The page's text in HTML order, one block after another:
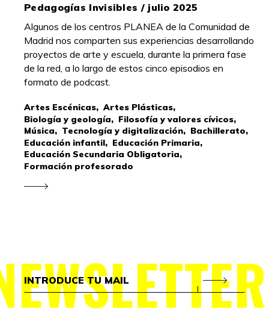
Pedagogías Invisibles / julio 2025
Algunos de los centros PLANEA de la Comunidad de
Madrid nos comparten sus experiencias desarrollando
proyectos de arte y escuela, durante la primera fase
de la red, a lo largo de estos cinco episodios en
formato de podcast.
Artes Escénicas, Artes Plásticas,
Biología y geología, Filosofía y valores cívicos,
Música, Tecnología y digitalización, Bachillerato,
Educación infantil, Educación Primaria,
Educación Secundaria Obligatoria,
Formación profesorado